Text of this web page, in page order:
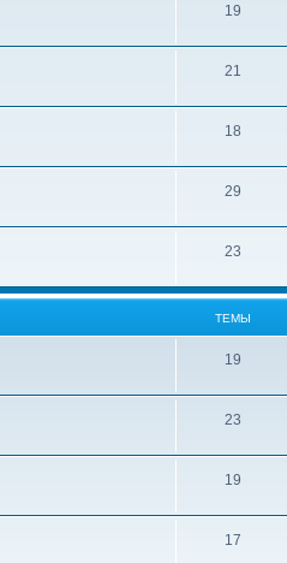
19
21
18
29
23
ТЕМЫ
19
23
19
17